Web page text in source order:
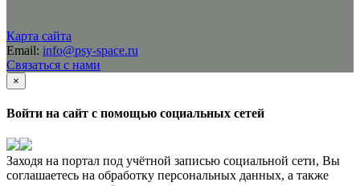
Карта сайта
Email: info@psy-space.ru
Связаться с нами
×
Войти на сайт с помощью социальных сетей
Заходя на портал под учётной записью социальной сети, Вы
соглашаетесь на обработку персональных данных, а также